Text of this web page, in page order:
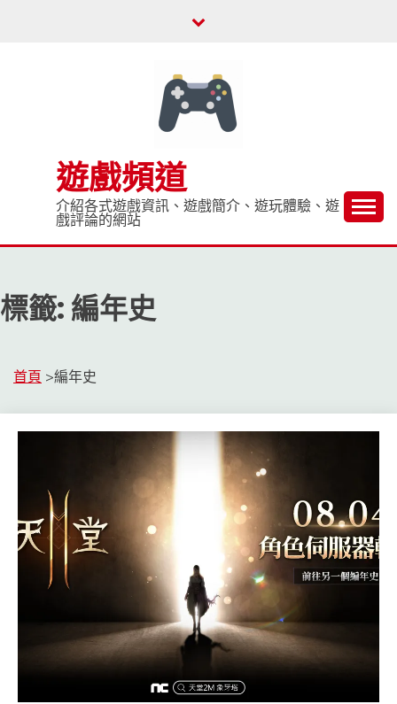
遊戲頻道
介紹各式遊戲資訊、遊戲簡介、遊玩體驗、遊
戲評論的網站
標籤: 編年史
首頁 >編年史